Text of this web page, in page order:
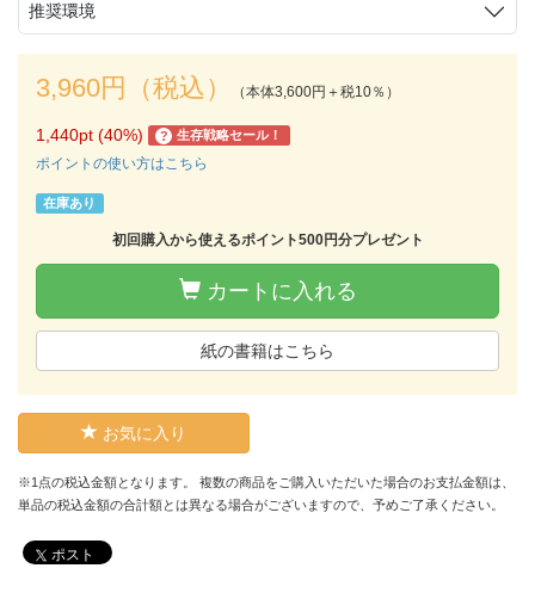
推奨環境
3,960円（税込） （本体3,600円＋税10％）
1,440pt (40%) ? 生存戦略セール！
ポイントの使い方はこちら
在庫あり
初回購入から使えるポイント500円分プレゼント
カートに入れる
紙の書籍はこちら
お気に入り
※1点の税込金額となります。 複数の商品をご購入いただいた場合のお支払金額は、
単品の税込金額の合計額とは異なる場合がございますので、予めご了承ください。
ポスト